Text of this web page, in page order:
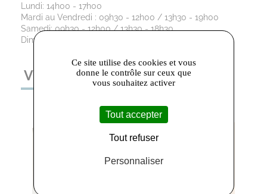
Lundi: 14h00 - 17h00
Mardi au Vendredi : 09h30 - 12h00 / 13h30 - 19h00
Samedi: 09h30 - 12h00 / 13h30 - 18h30
Dimanche : Fermé
VOUS AIMEREZ AUSSI
Ce site utilise des cookies et vous
donne le contrôle sur ceux que
vous souhaitez activer
Tout accepter
Tout refuser
Personnaliser